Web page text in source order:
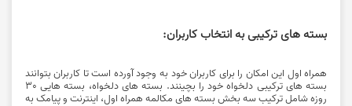
بسته های ترکیبی به انتخاب کاربران:
همراه اول این امکان را برای کاربران خود به وجود آورده است تا کاربران بتوانند
بسته های ترکیبی دلخواه خود را بچینند. بسته های دلخواه، بسته هایی 30
روزه شامل ترکیب سه بخش بسته های مکالمه همراه اول، اینترنت و پیامک به